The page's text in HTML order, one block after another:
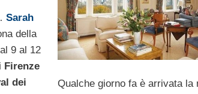
Sarah
della
9 al 12
Firenze
dei
Qualche giorno fa è arrivata la